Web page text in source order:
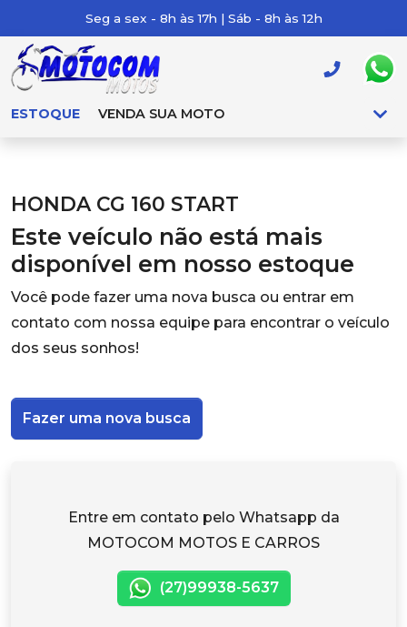
Seg a sex - 8h às 17h | Sáb - 8h às 12h
ESTOQUE VENDA SUA MOTO
HONDA CG 160 START
Este veículo não está mais
disponível em nosso estoque
Você pode fazer uma nova busca ou entrar em
contato com nossa equipe para encontrar o veículo
dos seus sonhos!
Fazer uma nova busca
Entre em contato pelo Whatsapp da
MOTOCOM MOTOS E CARROS
(27)99938-5637